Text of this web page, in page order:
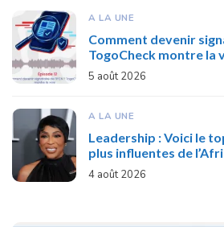
A LA UNE
Comment devenir
TogoCheck montre la
5 août 2026
A LA UNE
Leadership : Voici le
plus influentes de
4 août 2026